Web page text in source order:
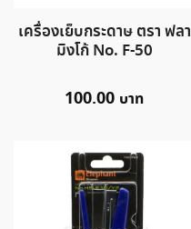
เครื่องเย็บกระดาษ ตรา ฟลา
มิงโก้ No. F-50
100.00